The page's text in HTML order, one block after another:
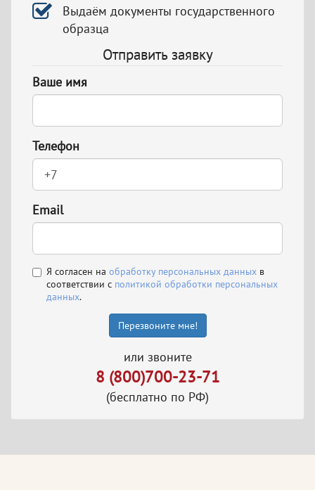
Выдаём документы государственного
образца
Отправить заявку
Ваше имя
Телефон
Email
Я согласен на обработку персональных данных в
соответствии с политикой обработки персональных
данных.
Перезвоните мне!
или звоните
8 (800)700-23-71
(бесплатно по РФ)